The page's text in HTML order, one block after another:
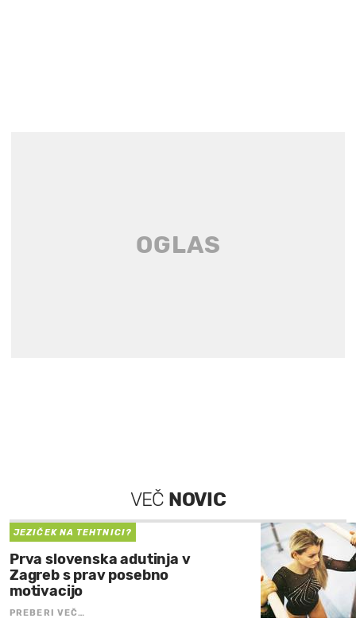
VEČ NOVIC
JEZIČEK NA TEHTNICI?
Prva slovenska adutinja v
Zagreb s prav posebno
motivacijo
PREBERI VEČ…